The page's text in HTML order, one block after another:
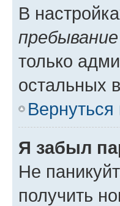
В
только
остальных
Вернуться
Я забыл
Не
получить